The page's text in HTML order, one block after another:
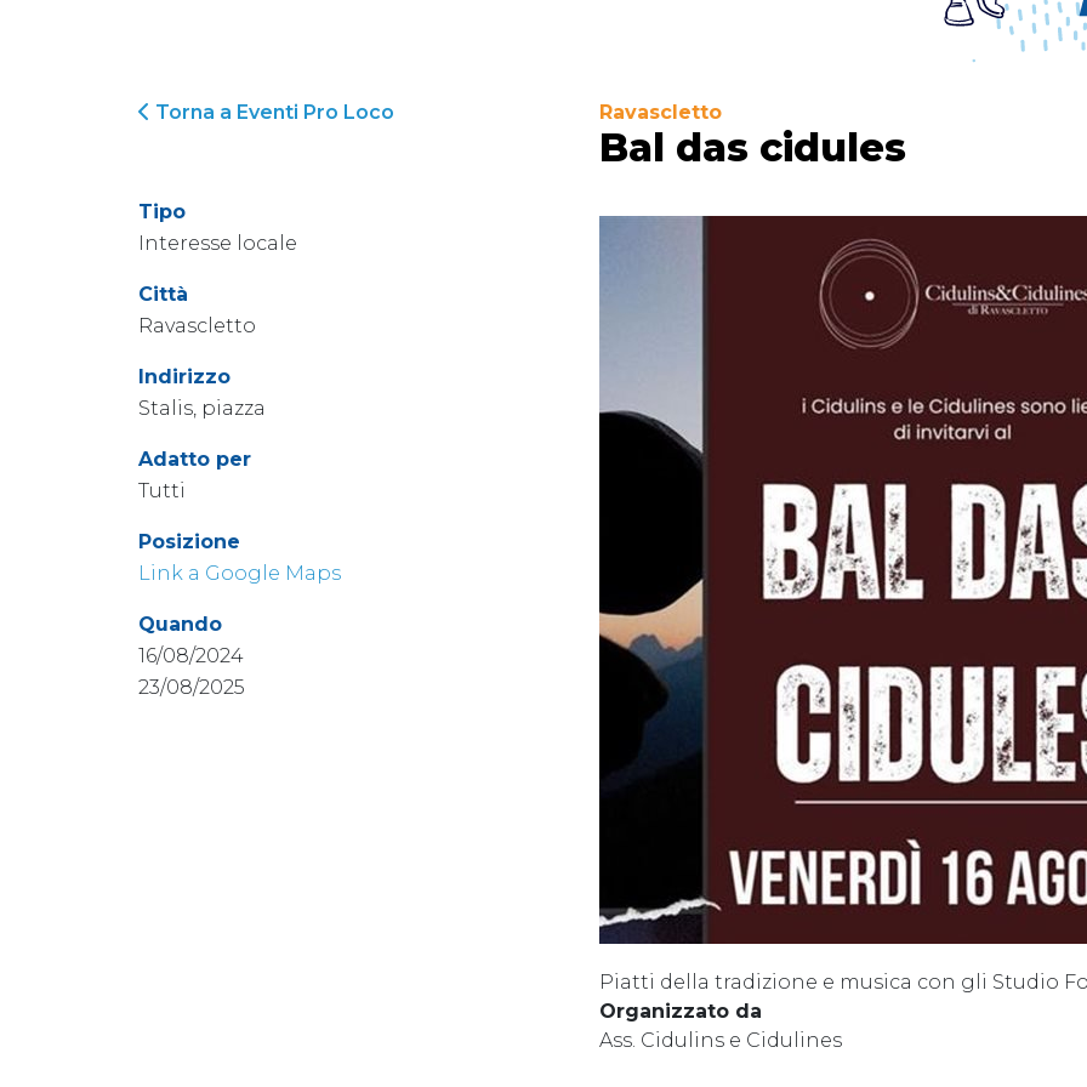
Torna a Eventi Pro Loco
Tipo
Interesse locale
Città
Ravascletto
Indirizzo
Stalis, piazza
Adatto per
Tutti
Posizione
Link a Google Maps
Quando
16/08/2024
23/08/2025
Ravascletto
Bal das cidules
Piatti della tradizione e musica con gli Studio
Organizzato da
Ass. Cidulins e Cidulines